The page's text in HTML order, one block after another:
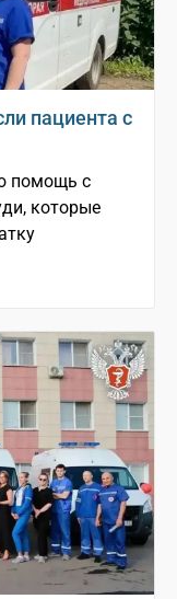
пациента с
помощь с
которые